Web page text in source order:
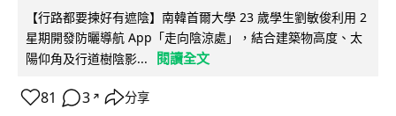
【行路都要揀好有遮陰】南韓首爾大學 23 歲學生劉敏俊利用 2
星期開發防曬導航 App「走向陰涼處」，結合建築物高度、太
陽仰角及行道樹陰影...
閱讀全文
81 3 ↗ 分享